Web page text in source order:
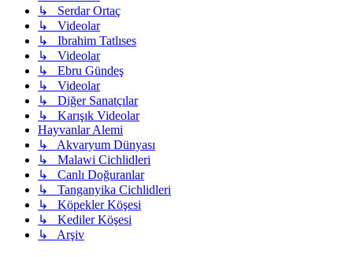
↳ Serdar Ortaç
↳ Videolar
↳ Ibrahim Tatlıses
↳ Videolar
↳ Ebru Gündeş
↳ Videolar
↳ Diğer Sanatçılar
↳ Karışık Videolar
Hayvanlar Alemi
↳ Akvaryum Dünyası
↳ Malawi Cichlidleri
↳ Canlı Doğuranlar
↳ Tanganyika Cichlidleri
↳ Köpekler Köşesi
↳ Kediler Köşesi
↳ Arşiv